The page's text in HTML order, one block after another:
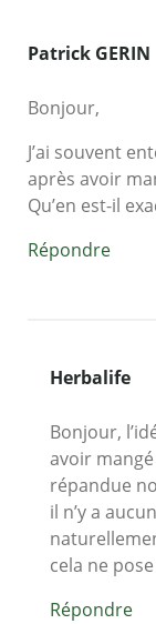
Patrick GERIN
Bonjour,
J’ai souvent
après avoir
Qu’en est-il
Répondre
Herbalife
Bonjour,
avoir
répandue
il n’y a
cela ne
Répondre